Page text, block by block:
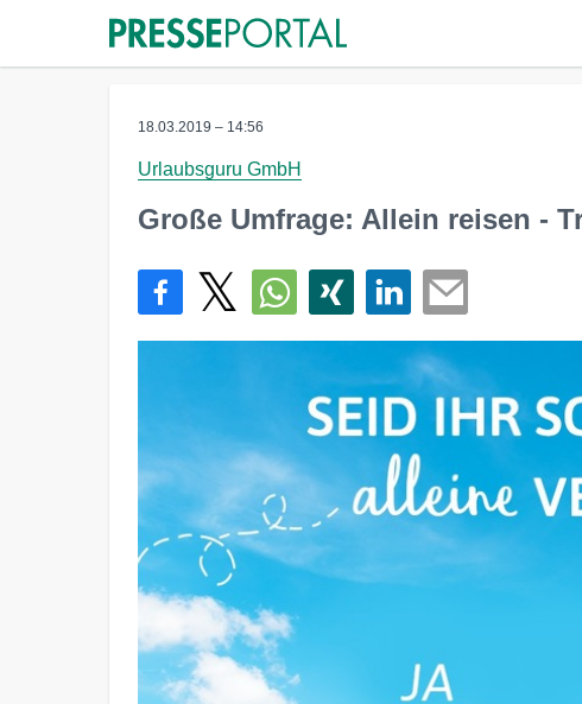
18.03.2019 – 14:56
Urlaubsguru GmbH
Große Umfrage: Allein reisen -